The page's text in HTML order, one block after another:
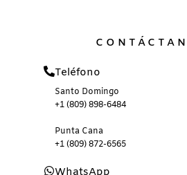
Teléfono
Santo Domingo
+1 (809) 898-6484
Punta Cana
+1 (809) 872-6565